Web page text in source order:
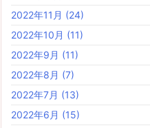
2022年11月 (24)
2022年10月 (11)
2022年9月 (11)
2022年8月 (7)
2022年7月 (13)
2022年6月 (15)